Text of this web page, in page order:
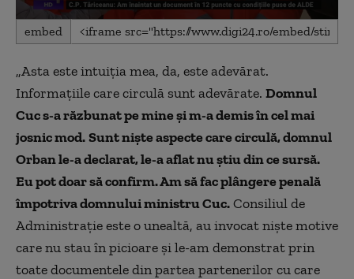
0
seconds
minutes,
55
seconds
embed
„Asta este intuiţia mea, da, este adevărat.
Informaţiile care circulă sunt adevărate. Domnul
Cuc s-a răzbunat pe mine şi m-a demis în cel mai
josnic mod.Sunt nişte aspecte care circulă, domnul
Orban le-a declarat, le-a aflat nu ştiu din ce sursă.
Eu pot doar să confirm. Am să fac plângere penală
împotriva domnului ministru Cuc.Consiliul de
Administrație este o unealtă, au invocat nişte motive
care nu stau în picioare şi le-am demonstrat prin
toate documentele din partea partenerilor cu care